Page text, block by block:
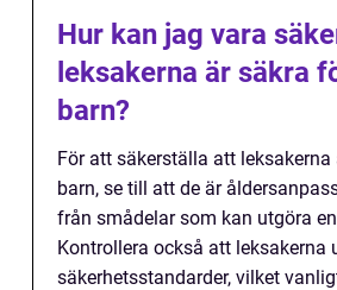
Hur kan jag vara
leksakerna är säkra
barn?
För att säkerställa att
barn, se till att de är
från smådelar som kan utgöra
Kontrollera också att leksakerna
säkerhetsstandarder, vilket